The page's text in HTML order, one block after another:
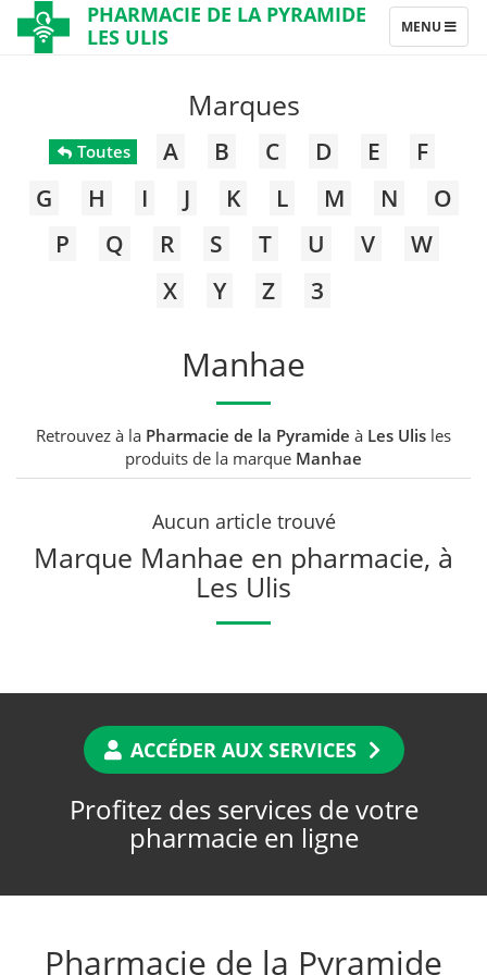
PHARMACIE DE LA PYRAMIDE
LES ULIS
TOGGLE
NAVIGATION
MENU
Marques
Toutes A B C D E
F
G
H I J K L M N
O
P
Q R S T U V
W
X
Y Z 3
Manhae
Retrouvez à la Pharmacie de la Pyramide à Les Ulis les
produits de la marque Manhae
Aucun article trouvé
Marque Manhae en pharmacie, à
Les Ulis
ACCÉDER AUX SERVICES
Profitez des services de votre
pharmacie en ligne
Pharmacie de la Pyramide